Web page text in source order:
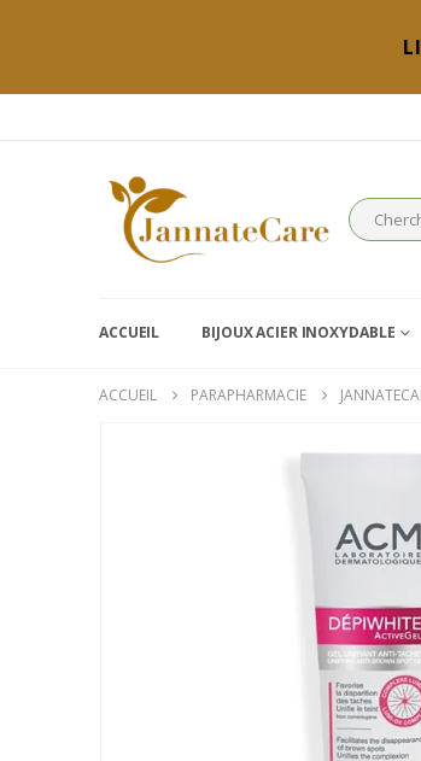
ACCUEIL BIJOUX ACIER INOXYDABLE
ACCUEIL PARAPHARMACIE